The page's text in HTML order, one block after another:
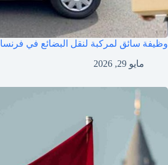
وظيفة سائق لمركبة لنقل البضائع في فرنسا 2026
مايو 29, 2026